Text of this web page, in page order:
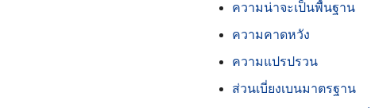
ความน่าจะเป็นพื้นฐาน
ความคาดหวัง
ความแปรปรวน
ส่วนเบี่ยงเบนมาตรฐาน